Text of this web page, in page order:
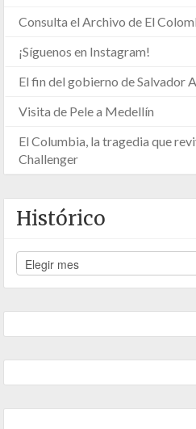
Consulta el Archivo de El
¡Síguenos en Instagram!
El fin del gobierno de Salvador
Visita de Pele a Medellín
El Columbia, la tragedia que
Challenger
Histórico